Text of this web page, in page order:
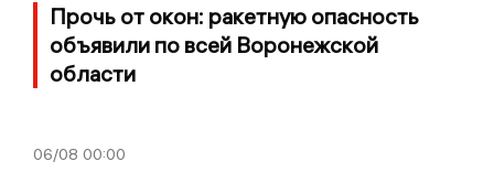
Прочь от окон: ракетную опасность
объявили по всей Воронежской
области
06/08 00:00